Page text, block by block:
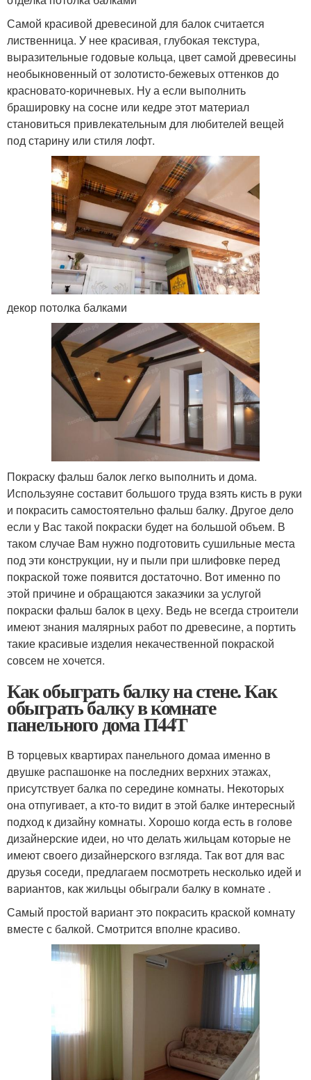
Самой красивой древесиной для балок считается
лиственница. У нее красивая, глубокая текстура,
выразительные годовые кольца, цвет самой древесины
необыкновенный от золотисто-бежевых оттенков до
красновато-коричневых. Ну а если выполнить
брашировку на сосне или кедре этот материал
становиться привлекательным для любителей вещей
под старину или стиля лофт.
декор потолка балками
Покраску фальш балок легко выполнить и дома.
Используяне составит большого труда взять кисть в руки
и покрасить самостоятельно фальш балку. Другое дело
если у Вас такой покраски будет на большой объем. В
таком случае Вам нужно подготовить сушильные места
под эти конструкции, ну и пыли при шлифовке перед
покраской тоже появится достаточно. Вот именно по
этой причине и обращаются заказчики за услугой
покраски фальш балок в цеху. Ведь не всегда строители
имеют знания малярных работ по древесине, а портить
такие красивые изделия некачественной покраской
совсем не хочется.
Как обыграть балку на стене. Как
обыграть балку в комнате
панельного дома П44Т
В торцевых квартирах панельного домаа именно в
двушке распашонке на последних верхних этажах,
присутствует балка по середине комнаты. Некоторых
она отпугивает, а кто-то видит в этой балке интересный
подход к дизайну комнаты. Хорошо когда есть в голове
дизайнерские идеи, но что делать жильцам которые не
имеют своего дизайнерского взгляда. Так вот для вас
друзья соседи, предлагаем посмотреть несколько идей и
вариантов, как жильцы обыграли балку в комнате .
Самый простой вариант это покрасить краской комнату
вместе с балкой. Смотрится вполне красиво.